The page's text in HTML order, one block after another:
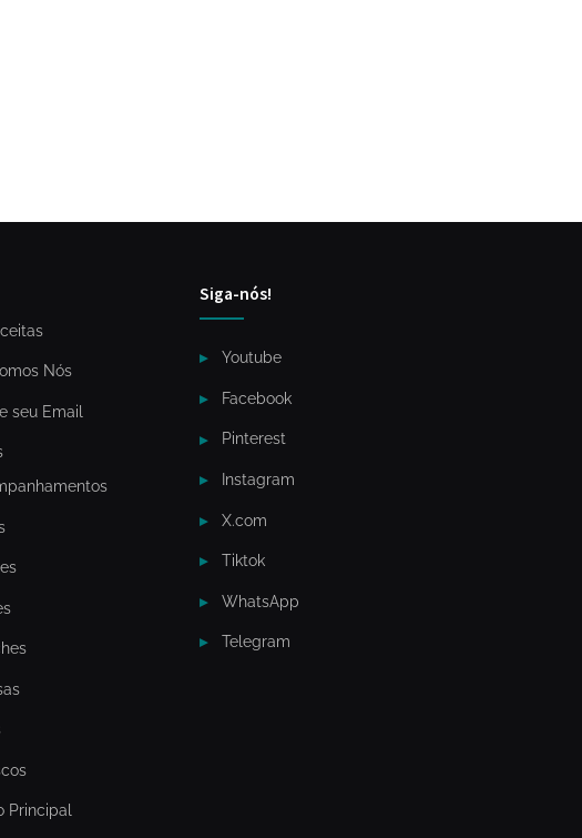
Nós
seu Email
Principal
Siga-nós!
Youtube
Facebook
Pinterest
Instagram
X.com
Tiktok
WhatsApp
Telegram